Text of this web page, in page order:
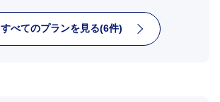
すべてのプランを見る(6件)